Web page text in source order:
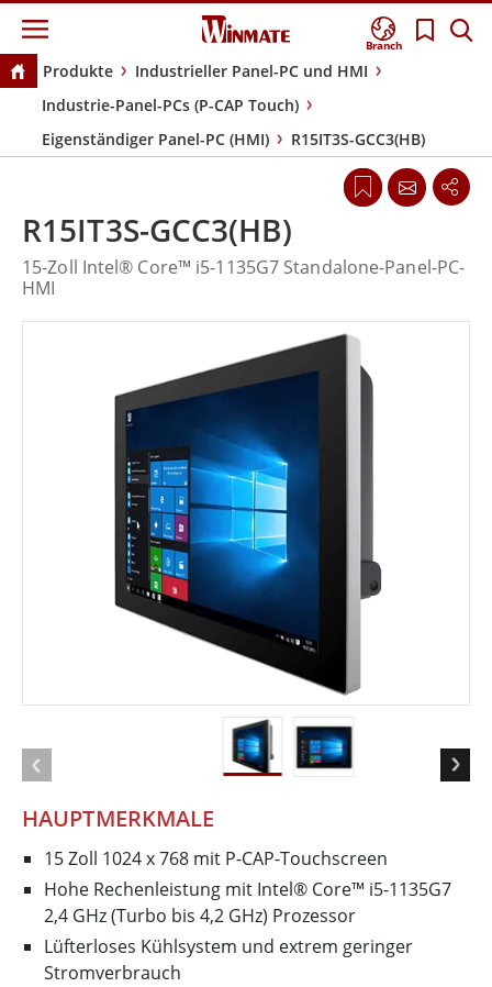
Branch
Produkte
Industrieller Panel-PC und HMI
Industrie-Panel-PCs (P-CAP Touch)
Eigenständiger Panel-PC (HMI)
R15IT3S-GCC3(HB)
HAUPTMERKMALE
15 Zoll 1024 x 768 mit P-CAP-Touchscreen
Hohe Rechenleistung mit Intel® Core™ i5-1135G7
2,4 GHz (Turbo bis 4,2 GHz) Prozessor
Lüfterloses Kühlsystem und extrem geringer
Stromverbrauch
R15IT3S-GCC3(HB)
15-Zoll Intel® Core™ i5-1135G7 Standalone-Panel-PC-
HMI